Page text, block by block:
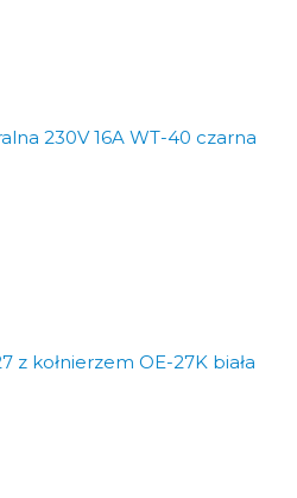
230V 16A WT-40 czarna
z kołnierzem OE-27K biała